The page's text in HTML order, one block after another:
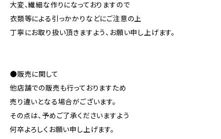
大変、繊細な作りになっておりますので
衣類等による引っかかりなどにご注意の上
丁寧にお取り扱い頂きますよう、お願い申し上げます。
●販売に関して
他店舗での販売も行っておりますため
売り違いとなる場合がございます。
その点は、予めご了承くださいますよう
何卒よろしくお願い申し上げます。